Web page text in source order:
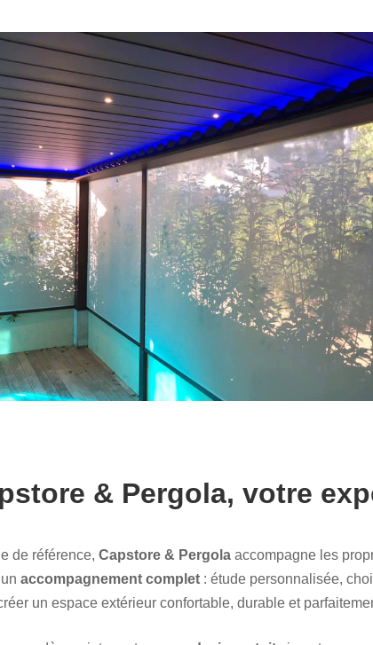
& Pergola, votre
de référence, Capstore & Pergola accompagne les
accompagnement complet : étude personnalisée,
un espace extérieur confortable, durable et